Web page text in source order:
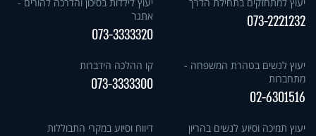
יעוץ למתחזקים בתחילת הדרך
073-2221232
יעוץ לילדות בסיכון והדרכה להורים -
אתגר
073-3333320
יעוץ לנשים בטהרת המשפחה -
מתחברות
02-6301516
קו ההלכה הידברות
073-3333300
יעוץ תמיכה וסיוע לנשים בהריון דיווח וסיוע במקרי התבוללות